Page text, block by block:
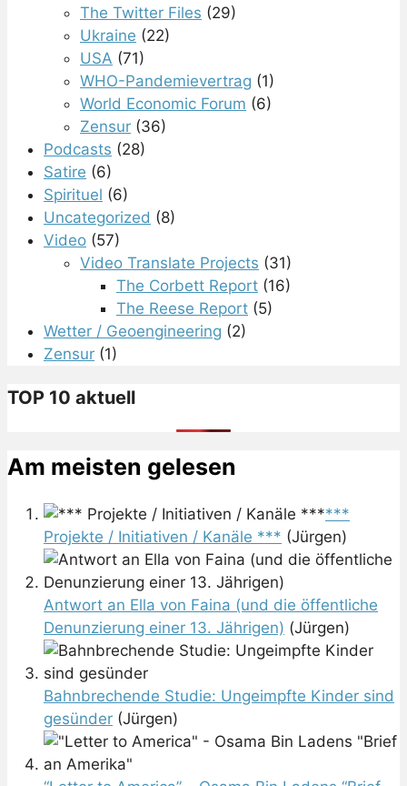
The Twitter Files (29)
Ukraine (22)
USA (71)
WHO-Pandemievertrag (1)
World Economic Forum (6)
Zensur (36)
Podcasts (28)
Satire (6)
Spirituel (6)
Uncategorized (8)
Video (57)
Video Translate Projects (31)
The Corbett Report (16)
The Reese Report (5)
Wetter / Geoengineering (2)
Zensur (1)
TOP 10 aktuell
Am meisten gelesen
***
Projekte / Initiativen / Kanäle *** (Jürgen)
Antwort an Ella von Faina (und die öffentliche
Denunzierung einer 13. Jährigen) (Jürgen)
Bahnbrechende Studie: Ungeimpfte Kinder sind
gesünder (Jürgen)